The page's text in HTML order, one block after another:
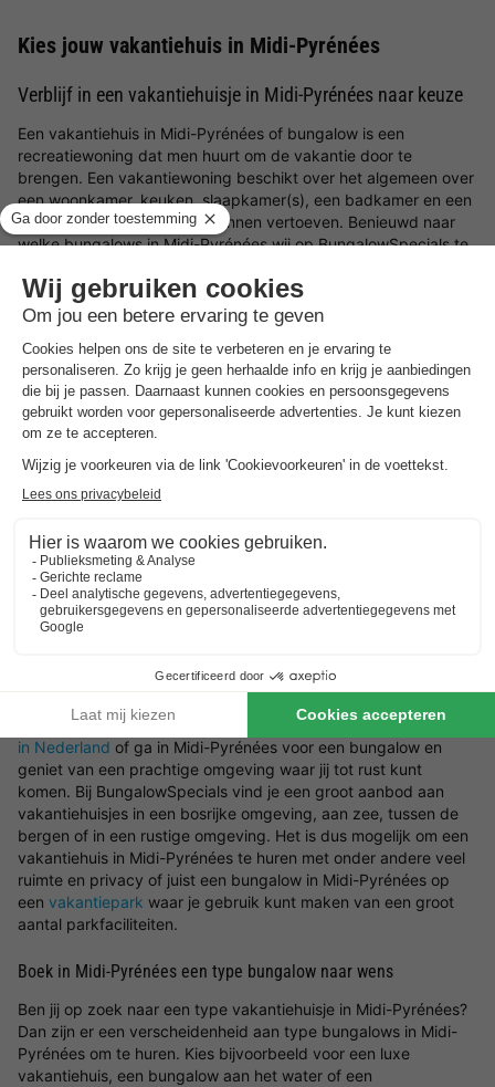
Kies jouw vakantiehuis in Midi-Pyrénées
Verblijf in een vakantiehuisje in Midi-Pyrénées naar keuze
Een vakantiehuis in Midi-Pyrénées of bungalow is een
recreatiewoning dat men huurt om de vakantie door te
brengen. Een vakantiewoning beschikt over het algemeen over
een woonkamer, keuken, slaapkamer(s), een badkamer en een
tuin of terras om buiten te kunnen vertoeven. Benieuwd naar
welke bungalows in Midi-Pyrénées wij op BungalowSpecials te
veelzijdig aanbod aan vakantiehuizen in Midi-Pyrénées. Ideaal
voor wanneer je eengoedkoop weekendje weg
of een
weekje weg in Nederland
of het buitenland wilt met je
geliefdes.
Welk soort bungalows in Midi-Pyrénées zijn er
beschikbaar?
Op deze pagina filter je met gemak op de verschillende
mogelijke voorzieningen en/of faciliteiten om een vakantiehuisje
in Midi-Pyrénées te vinden die aansluit op jouw wensen. Ben je
helpen je graag in Midi-Pyrénées een bungalow te boeken. Wil
jij er op het laatste moment even tussenuit? Kies dan voor een
last minute vakantiehuisje.
Wat voor type bungalow in Midi-Pyrénées wil jij boeken en in
locaties en vakantiehuizen in Midi-Pyrénées. Kies eenvakantie
in Nederland of ga in Midi-Pyrénées voor een bungalow en
geniet van een prachtige omgeving waar jij tot rust kunt
komen. Bij BungalowSpecials vind je een groot aanbod aan
vakantiehuisjes in een bosrijke omgeving, aan zee, tussen de
bergen of in een rustige omgeving. Het is dus mogelijk om een
vakantiehuis in Midi-Pyrénées te huren met onder andere veel
ruimte en privacy of juist een bungalow in Midi-Pyrénées op
een vakantiepark waar je gebruik kunt maken van een groot
aantal parkfaciliteiten.
Boek in Midi-Pyrénées een type bungalow naar wens
Ben jij op zoek naar een type vakantiehuisje in Midi-Pyrénées?
Dan zijn er een verscheidenheid aan type bungalows in Midi-
Pyrénées om te huren. Kies bijvoorbeeld voor een luxe
vakantiehuis, een bungalow aan het water of een